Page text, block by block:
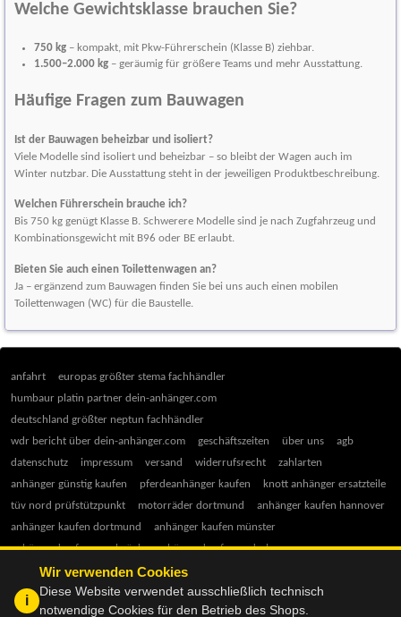
Welche Gewichtsklasse brauchen Sie?
750 kg– kompakt, mit Pkw-Führerschein (Klasse B) ziehbar.
1.500–2.000 kg– geräumig für größere Teams und mehr Ausstattung.
Häufige Fragen zum Bauwagen
Ist der Bauwagen beheizbar und isoliert?
Viele Modelle sind isoliert und beheizbar – so bleibt der Wagen auch im
Winter nutzbar. Die Ausstattung steht in der jeweiligen Produktbeschreibung.
Welchen Führerschein brauche ich?
Bis 750 kg genügt Klasse B. Schwerere Modelle sind je nach Zugfahrzeug und
Kombinationsgewicht mit B96 oder BE erlaubt.
Bieten Sie auch einen Toilettenwagen an?
Ja – ergänzend zum Bauwagen finden Sie bei uns auch einen mobilen
Toilettenwagen (WC) für die Baustelle.
anfahrt
europas größter stema fachhändler
humbaur platin partner dein-anhänger.com
deutschland größter neptun fachhändler
wdr bericht über dein-anhänger.com
geschäftszeiten über uns
agb
datenschutz
impressum versand widerrufsrecht
zahlarten
anhänger günstig kaufen
pferdeanhänger kaufen
knott anhänger ersatzteile
tüv nord prüfstützpunkt
motorräder dortmund
anhänger kaufen hannover
anhänger kaufen dortmund
anhänger kaufen münster
anhänger kaufen osnabrück
anhänger kaufen paderborn
anhänger kaufen hamm
anhänger kaufen gütersloh
anhänger kaufen herford
ratgeber anhänger kauf
anhänger 750 kg
tieflader kaufen
anhänger führerschein pkw anhänger kaufen tipps
i
Wir verwenden Cookies
Diese Website verwendet ausschließlich technisch
notwendige Cookies für den Betrieb des Shops.